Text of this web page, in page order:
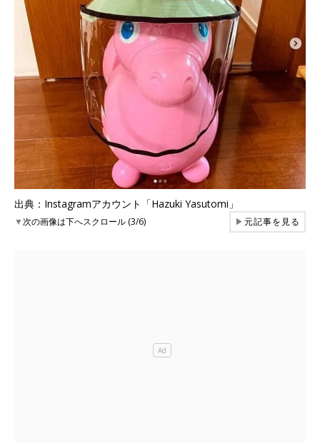
出典：Instagramアカウント「Hazuki Yasutomi」
▼次の画像は下へスクロール (3/6) ▶元記事を見る